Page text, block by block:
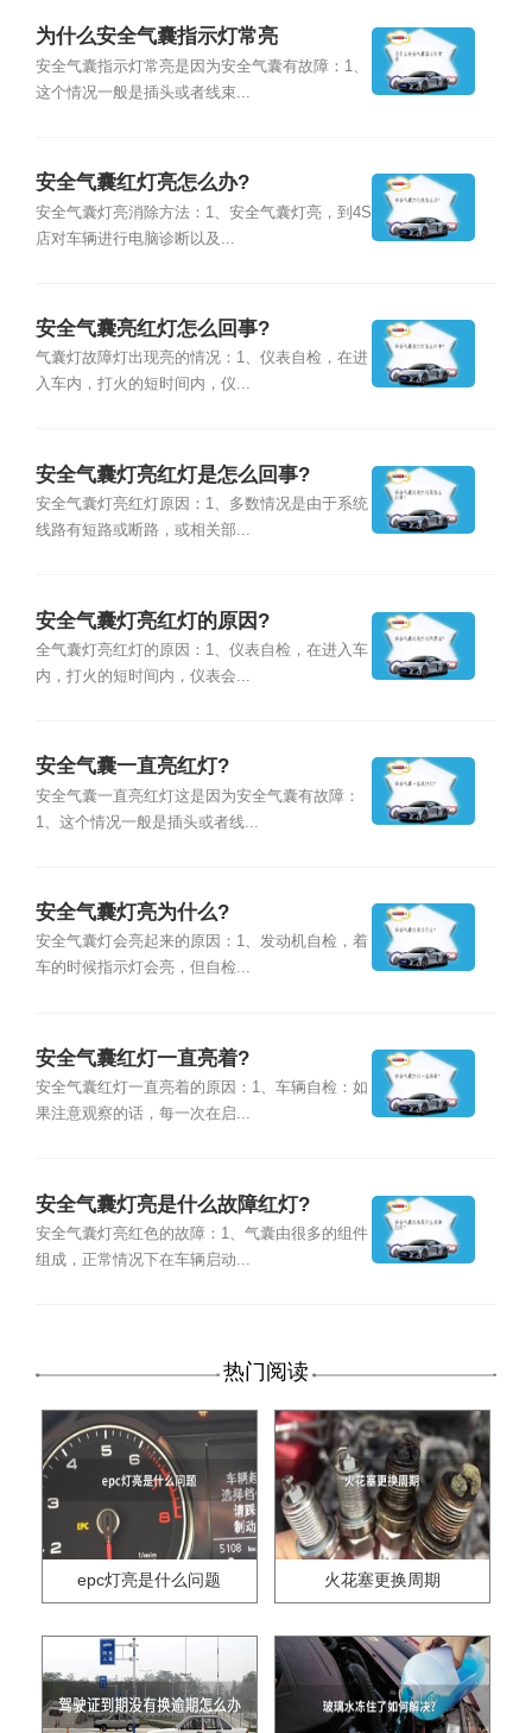
为什么安全气囊指示灯常亮
安全气囊指示灯常亮是因为安全气囊有故障：1、
这个情况一般是插头或者线束...
安全气囊红灯亮怎么办?
安全气囊灯亮消除方法：1、安全气囊灯亮，到4S
店对车辆进行电脑诊断以及...
安全气囊亮红灯怎么回事?
气囊灯故障灯出现亮的情况：1、仪表自检，在进
入车内，打火的短时间内，仪...
安全气囊灯亮红灯是怎么回事?
安全气囊灯亮红灯原因：1、多数情况是由于系统
线路有短路或断路，或相关部...
安全气囊灯亮红灯的原因?
全气囊灯亮红灯的原因：1、仪表自检，在进入车
内，打火的短时间内，仪表会...
安全气囊一直亮红灯?
安全气囊一直亮红灯这是因为安全气囊有故障：
1、这个情况一般是插头或者线...
安全气囊灯亮为什么?
安全气囊灯会亮起来的原因：1、发动机自检，着
车的时候指示灯会亮，但自检...
安全气囊红灯一直亮着?
安全气囊红灯一直亮着的原因：1、车辆自检：如
果注意观察的话，每一次在启...
安全气囊灯亮是什么故障红灯?
安全气囊灯亮红色的故障：1、气囊由很多的组件
组成，正常情况下在车辆启动...
热门阅读
epc灯亮是什么问题 火花塞更换周期